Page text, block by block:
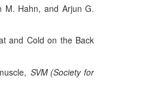
M. Hahn, and Arjun G.
and Cold on the Back
SVM (Society for